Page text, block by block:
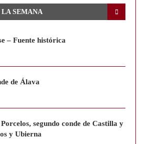
SEMANA
– Fuente histórica
de Álava
segundo conde de Castilla y
y Ubierna